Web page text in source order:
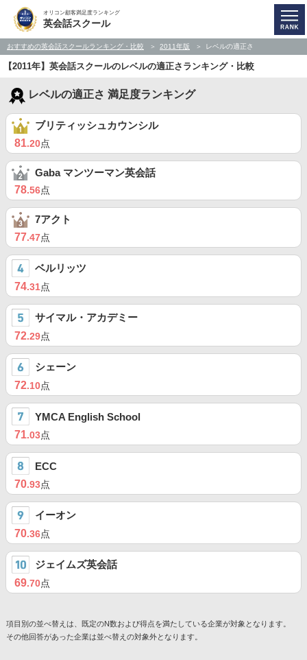
オリコン顧客満足度ランキング
英会話スクール
おすすめの英会話スクールランキング・比較 2011年版 レベルの適正さ
【2011年】英会話スクールのレベルの適正さランキング・比較
レベルの適正さ 満足度ランキング
ブリティッシュカウンシル
81.20点
Gaba マンツーマン英会話
78.56点
7アクト
77.47点
ベルリッツ
74.31点
サイマル・アカデミー
72.29点
シェーン
72.10点
YMCA English School
71.03点
ECC
70.93点
イーオン
70.36点
ジェイムズ英会話
69.70点
項目別の並べ替えは、既定のN数および得点を満たしている企業が対象となります。
その他回答があった企業は並べ替えの対象外となります。